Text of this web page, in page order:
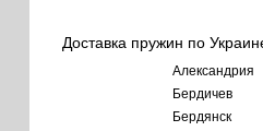
Доставка пружин по
Александрия
Бердичев
Бердянск